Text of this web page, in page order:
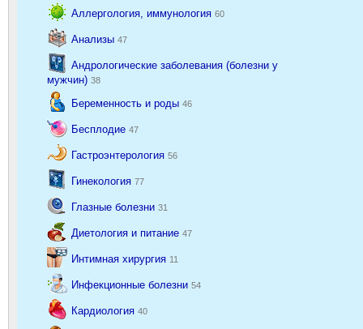
Аллергология, иммунология 60
Анализы 47
Андрологические заболевания (болезни у
мужчин) 38
Беременность и роды 46
Бесплодие 47
Гастроэнтерология 56
Гинекология 77
Глазные болезни 31
Диетология и питание 47
Интимная хирургия 11
Инфекционные болезни 54
Кардиология 40